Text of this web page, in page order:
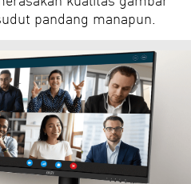
pandang manapun.